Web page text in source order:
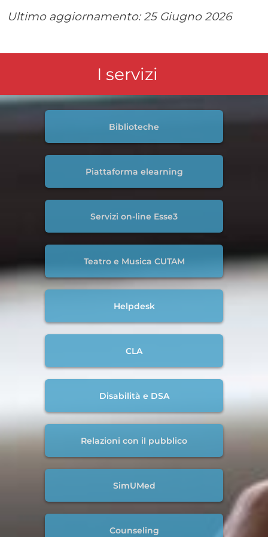
Ultimo aggiornamento:25 Giugno 2026
I servizi
Biblioteche
Piattaforma elearning
Servizi on-line Esse3
Teatro e Musica CUTAM
Helpdesk
CLA
Disabilità e DSA
Relazioni con il pubblico
SimUMed
Counseling